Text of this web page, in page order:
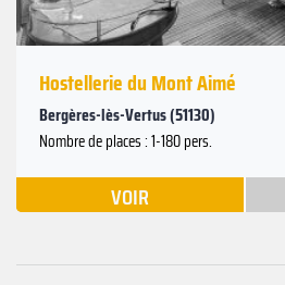
Hostellerie du Mont Aimé
Bergères-lès-Vertus (51130)
Nombre de places : 1-180 pers.
VOIR